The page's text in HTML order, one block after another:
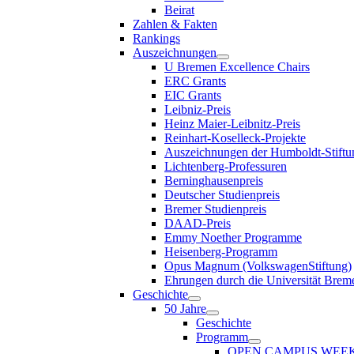
Beirat
Zahlen & Fakten
Rankings
Auszeichnungen
U Bremen Excellence Chairs
ERC Grants
EIC Grants
Leibniz-Preis
Heinz Maier-Leibnitz-Preis
Reinhart-Koselleck-Projekte
Auszeichnungen der Humboldt-
Lichtenberg-Professuren
Berninghausenpreis
Deutscher Studienpreis
Bremer Studienpreis
DAAD-Preis
Emmy Noether Programme
Heisenberg-Programm
Opus Magnum (VolkswagenStiftung)
Ehrungen durch die Universität
Geschichte
50 Jahre
Geschichte
Programm
OPEN CAMPUS